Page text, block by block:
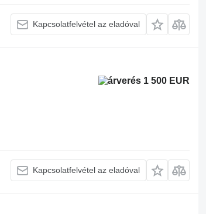
Kapcsolatfelvétel az eladóval
1 500 EUR
Kapcsolatfelvétel az eladóval